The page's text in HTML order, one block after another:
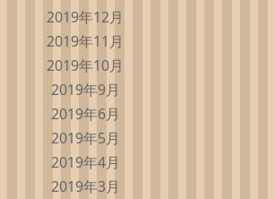
2019年12月
2019年11月
2019年10月
2019年9月
2019年6月
2019年5月
2019年4月
2019年3月